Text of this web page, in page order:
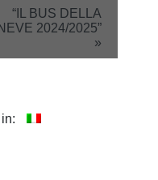
“IL BUS DELLA
NEVE 2024/2025”
»